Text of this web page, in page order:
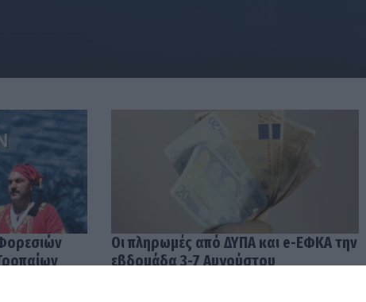
Οι πληρωμές από ΔΥΠΑ και e-ΕΦΚΑ την
εβδομάδα 3-7 Αυγούστου